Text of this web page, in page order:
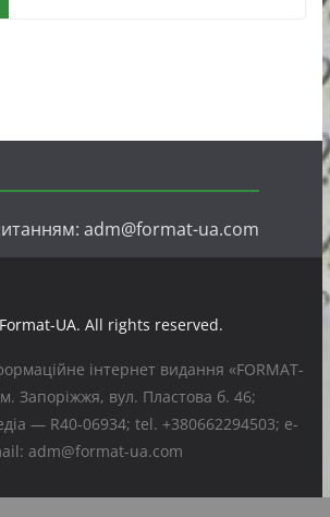
adm@format-ua.com
Format-UA. All rights reserved.
інтернет видання «FORMAT-
Запоріжжя, вул. Пластова б. 46;
— R40-06934; tel. +380662294503; e-
adm@format-ua.com